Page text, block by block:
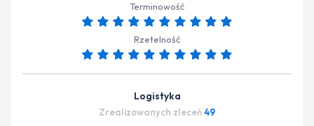
Terminowość
Rzetelność
Logistyka
Zrealizowanych zleceń49